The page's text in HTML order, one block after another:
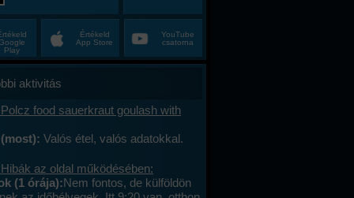
Play
Értékeld
App Store
YouTube
csatorna
aktivitás
food sauerkraut goulash with
Valós étel, valós adatokkal.
az oldal működésében:
(1 órája):Nem fontos, de külföldön